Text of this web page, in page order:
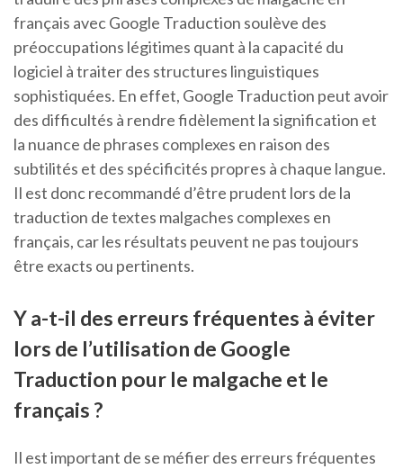
français avec Google Traduction soulève des
préoccupations légitimes quant à la capacité du
logiciel à traiter des structures linguistiques
sophistiquées. En effet, Google Traduction peut avoir
des difficultés à rendre fidèlement la signification et
la nuance de phrases complexes en raison des
subtilités et des spécificités propres à chaque langue.
Il est donc recommandé d’être prudent lors de la
traduction de textes malgaches complexes en
français, car les résultats peuvent ne pas toujours
être exacts ou pertinents.
Y a-t-il des erreurs fréquentes à éviter
lors de l’utilisation de Google
Traduction pour le malgache et le
français ?
Il est important de se méfier des erreurs fréquentes